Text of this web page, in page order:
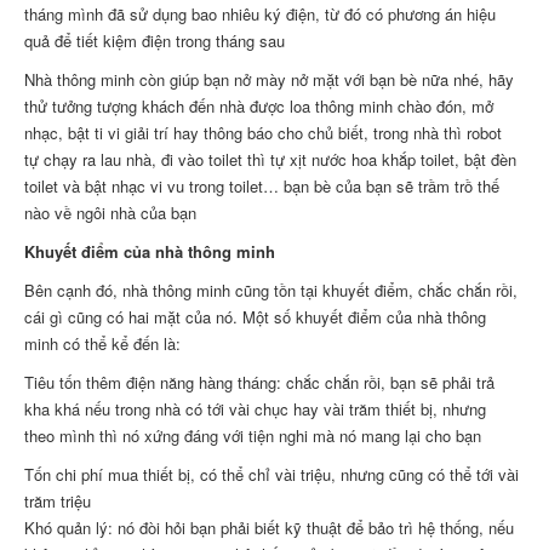
tháng mình đã sử dụng bao nhiêu ký điện, từ đó có phương án hiệu
quả để tiết kiệm điện trong tháng sau
Nhà thông minh còn giúp bạn nở mày nở mặt với bạn bè nữa nhé, hãy
thử tưởng tượng khách đến nhà được loa thông minh chào đón, mở
nhạc, bật ti vi giải trí hay thông báo cho chủ biết, trong nhà thì robot
tự chạy ra lau nhà, đi vào toilet thì tự xịt nước hoa khắp toilet, bật đèn
toilet và bật nhạc vi vu trong toilet… bạn bè của bạn sẽ trầm trồ thế
nào về ngôi nhà của bạn
Khuyết điểm của nhà thông minh
Bên cạnh đó, nhà thông minh cũng tồn tại khuyết điểm, chắc chắn rồi,
cái gì cũng có hai mặt của nó. Một số khuyết điểm của nhà thông
minh có thể kể đến là:
Tiêu tốn thêm điện năng hàng tháng: chắc chắn rồi, bạn sẽ phải trả
kha khá nếu trong nhà có tới vài chục hay vài trăm thiết bị, nhưng
theo mình thì nó xứng đáng với tiện nghi mà nó mang lại cho bạn
Tốn chi phí mua thiết bị, có thể chỉ vài triệu, nhưng cũng có thể tới vài
trăm triệu
Khó quản lý: nó đòi hỏi bạn phải biết kỹ thuật để bảo trì hệ thống, nếu